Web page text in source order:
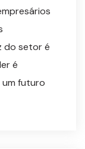
do setor é
é
futuro